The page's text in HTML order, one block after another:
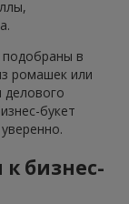
в
ромашек или
букет
бизнес-